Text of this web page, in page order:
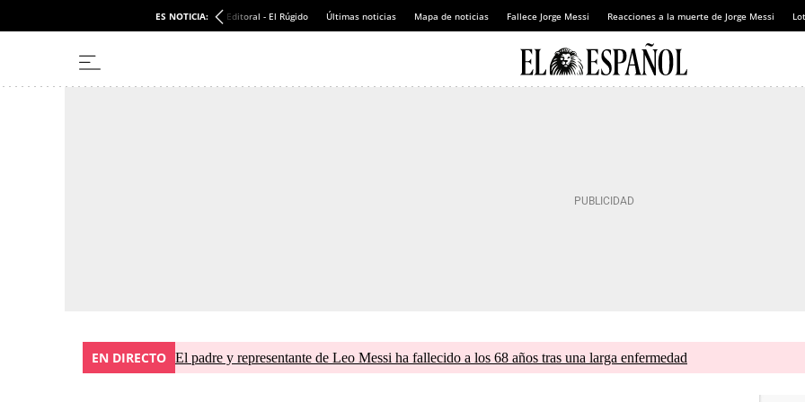
ES NOTICIA: Editoral - El Rúgido Últimas noticias Mapa de noticias Fallece Jorge Messi Reacciones a la muerte de Jorge Messi
EN DIRECTO El padre y representante de Leo Messi ha fallecido a los 68 años tras una larga enfermedad